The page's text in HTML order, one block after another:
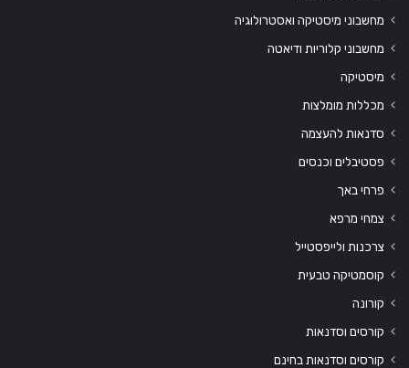
מחשבוני מיסטיקה ואסטרולוגיה
מחשבוני קלוריות ודיאטה
מיסטיקה
מכללות מומלצות
סדנאות להעצמה
פסטיבלים וכנסים
פרחי באך
צמחי מרפא
צרכנות ולייפסטייל
קוסמטיקה טבעית
קורונה
קורסים וסדנאות
קורסים וסדנאות בחינם